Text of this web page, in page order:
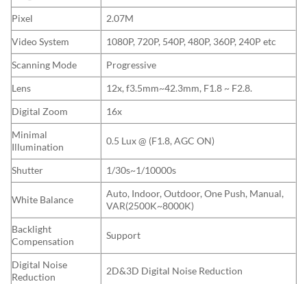
Pixel
2.07M
Video System
1080P, 720P, 540P, 480P, 360P, 240P etc
Scanning Mode
Progressive
Lens
12x, f3.5mm~42.3mm, F1.8 ~ F2.8.
Digital Zoom
16x
Minimal
Illumination
0.5 Lux @ (F1.8, AGC ON)
Shutter 1/30s~1/10000s
White Balance
Auto, Indoor, Outdoor, One Push, Manual,
VAR(2500K~8000K)
Backlight
Compensation
Support
Digital Noise
Reduction
2D&3D Digital Noise Reduction